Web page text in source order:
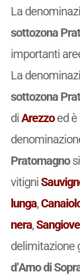
La
sottozona
importanti
La
sottozona
diArezzoed è
Pratomagno
vitigni
lunga,
nera,
delimitazione
d’Arno di